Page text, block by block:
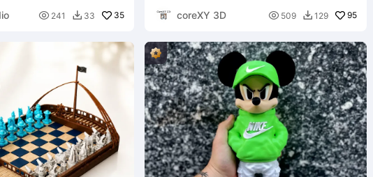
 241  33 35
coreXY 3D
 509  129 95